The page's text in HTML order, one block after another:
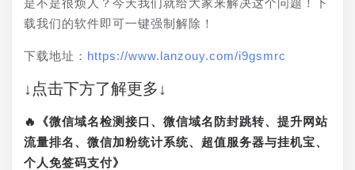
载我们的软件即可一键强制解除！
下载地址： https://www.lanzouy.com/i9gsmrc
↓点击下方了解更多↓
🔥《微信域名检测接口、微信域名防封跳转、提升网站
流量排名、微信加粉统计系统、超值服务器与挂机宝、
个人免签码支付》